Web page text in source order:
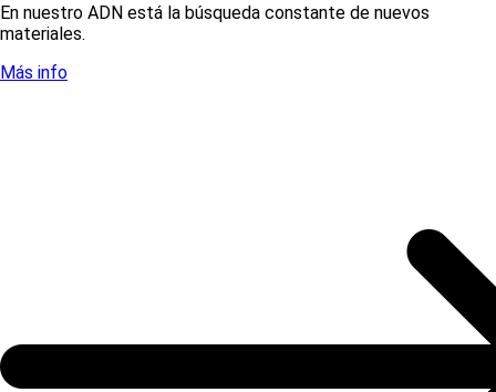
En nuestro ADN está la búsqueda constante de nuevos
materiales.
Más info